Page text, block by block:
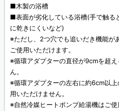
■木製の浴槽
■表面が劣化している浴槽(手で触る
に乾きにくいなど)
※ただし、2つ穴でも追いだき機能が
ご使用いただけます。
※循環アダプターの直径が9cmを超
ん。
※循環アダプターの左右に約6cm以
用いただけません。
※自然冷媒ヒートポンプ給湯機はご